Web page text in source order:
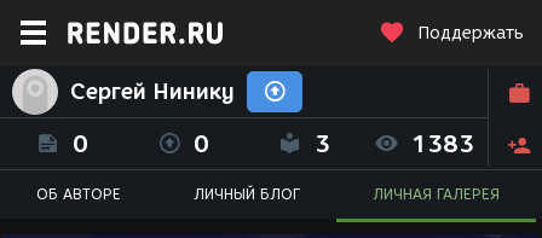
Поддержать
Сергей Нинику
0 0 3 1383
ОБ АВТОРЕ ЛИЧНЫЙ БЛОГ ЛИЧНАЯ ГАЛЕРЕЯ